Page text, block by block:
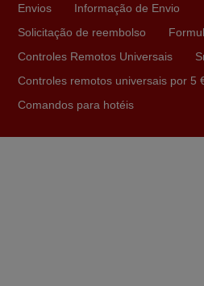
foi de extrema importância a
como usar o comando sem usar
passando pelos códigos.
tinha explicado como funcionar.
Muito obrigada.
Envios
Informação de Envio
Solicitação de reembolso
Controles Remotos Universais
Controles remotos universais por 5
Comandos para hotéis